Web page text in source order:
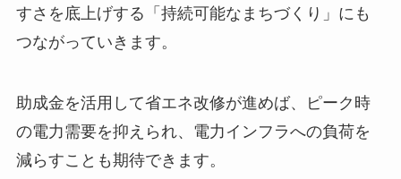
すさを底上げする「持続可能なまちづくり」にも
つながっていきます。
助成金を活用して省エネ改修が進めば、ピーク時
の電力需要を抑えられ、電力インフラへの負荷を
減らすことも期待できます。